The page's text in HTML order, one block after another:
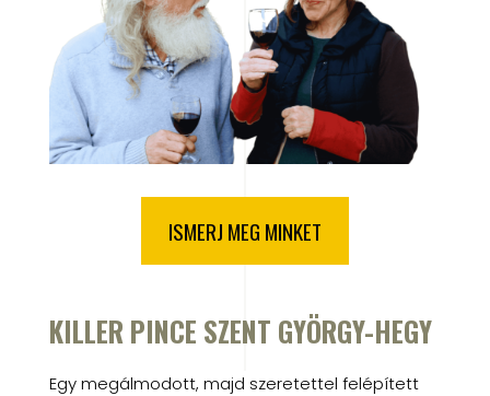
ISMERJ MEG MINKET
KILLER PINCE SZENT GYÖRGY-HEGY
Egy megálmodott, majd szeretettel felépített